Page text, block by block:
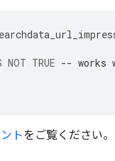
NOT TRUE -- works
トをご覧ください。